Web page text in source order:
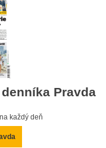
Pravda
každý deň